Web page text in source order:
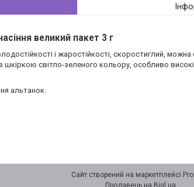
великий пакет 3 г
і жаростійкості, скоростиглий,
шкіркою світло-зеленого кольору, особливо
альтанок.
Сайт створений на маркетплейсі
Продавець на Bigl.ua